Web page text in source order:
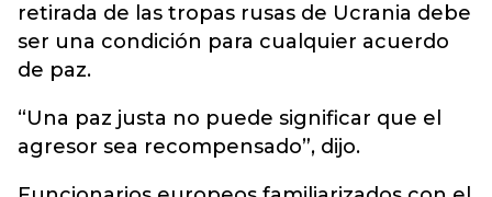
retirada de las tropas rusas de Ucrania debe
ser una condición para cualquier acuerdo
de paz.
“Una paz justa no puede significar que el
agresor sea recompensado”, dijo.